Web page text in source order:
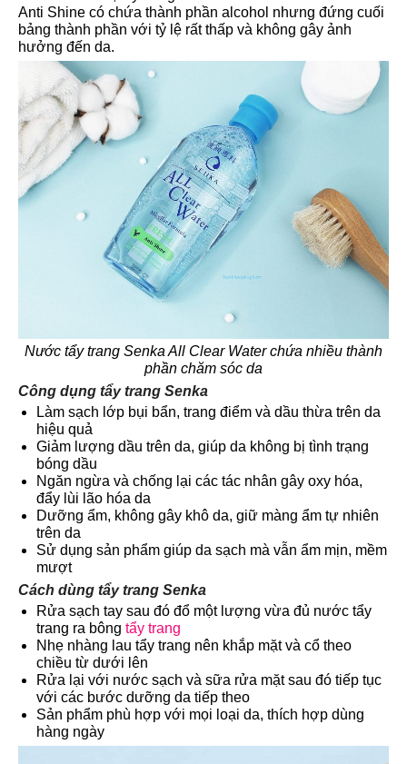
Anti Shine có chứa thành phần alcohol nhưng đứng cuối
bảng thành phần với tỷ lệ rất thấp và không gây ảnh
hưởng đến da.
Nước tẩy trang Senka All Clear Water chứa nhiều thành
phần chăm sóc da
Công dụng tẩy trang Senka
Làm sạch lớp bụi bẩn, trang điểm và dầu thừa trên da
hiệu quả
Giảm lượng dầu trên da, giúp da không bị tình trạng
bóng dầu
Ngăn ngừa và chống lại các tác nhân gây oxy hóa,
đẩy lùi lão hóa da
Dưỡng ẩm, không gây khô da, giữ màng ẩm tự nhiên
trên da
Sử dụng sản phẩm giúp da sạch mà vẫn ẩm mịn, mềm
mượt
Cách dùng tẩy trang Senka
Rửa sạch tay sau đó đổ một lượng vừa đủ nước tẩy
trang ra bông tẩy trang
Nhẹ nhàng lau tẩy trang nên khắp mặt và cổ theo
chiều từ dưới lên
Rửa lại với nước sạch và sữa rửa mặt sau đó tiếp tục
với các bước dưỡng da tiếp theo
Sản phẩm phù hợp với mọi loại da, thích hợp dùng
hàng ngày